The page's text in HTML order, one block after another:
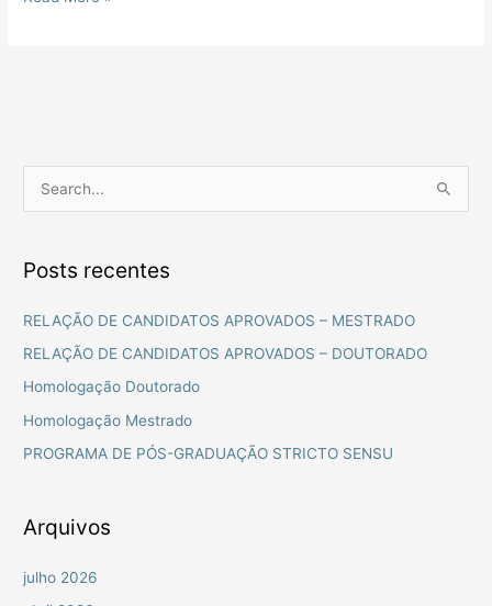
q
u
r
p
r
Posts recentes
RELAÇÃO DE CANDIDATOS APROVADOS – MESTRADO
RELAÇÃO DE CANDIDATOS APROVADOS – DOUTORADO
Homologação Doutorado
Homologação Mestrado
PROGRAMA DE PÓS-GRADUAÇÃO STRICTO SENSU
Arquivos
julho 2026